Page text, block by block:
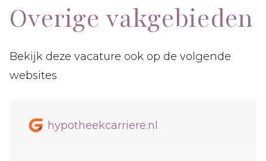
Overige vakgebieden
Bekijk deze vacature ook op de volgende
websites
hypotheekcarriere.nl